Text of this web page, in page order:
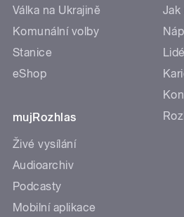
Válka na Ukrajině
Komunální volby
Stanice
eShop
mujRozhlas
Živé vysílání
Audioarchiv
Podcasty
Mobilní aplikace
Jak